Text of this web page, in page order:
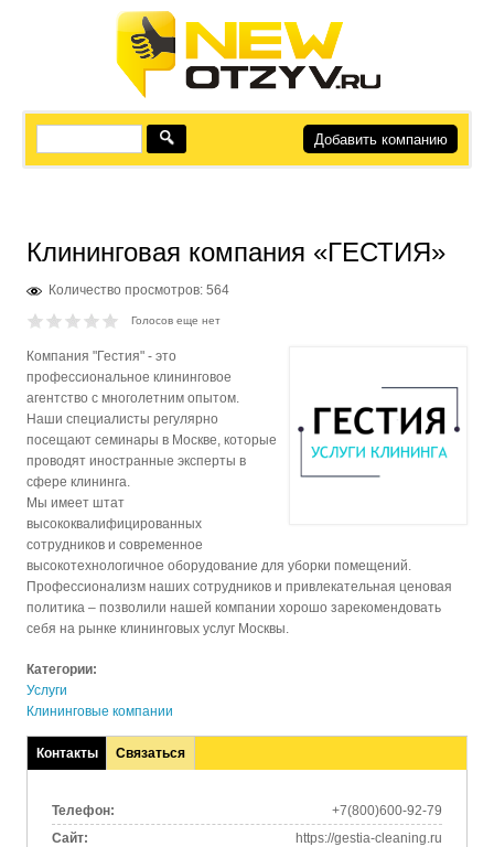
Добавить компанию
Клининговая компания «ГЕСТИЯ»
Количество просмотров: 564
Голосов еще нет
Компания "Гестия" - это
профессиональное клининговое
агентство с многолетним опытом.
Наши специалисты регулярно
посещают семинары в Москве, которые
проводят иностранные эксперты в
сфере клининга.
Мы имеет штат
высококвалифицированных
сотрудников и современное
высокотехнологичное оборудование для уборки помещений.
Профессионализм наших сотрудников и привлекательная ценовая
политика – позволили нашей компании хорошо зарекомендовать
себя на рынке клининговых услуг Москвы.
Категории:
Услуги
Клининговые компании
Контакты
(активная
Связаться
Телефон:
+7(800)600-92-79
Сайт:
https://gestia-cleaning.ru